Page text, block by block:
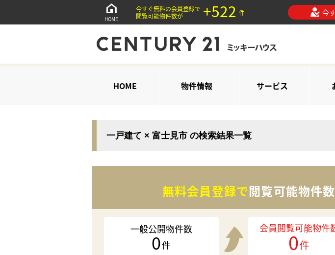
HOME
今すぐ無料の会員登録で
閲覧可能物件数が
+522 件 今
HOME 物件情報 サービス
一戸建て × 富士見市 の検索結果一覧
無料会員登録で閲覧可能物件
一般公開物件数
0件
会員閲覧可能物件
0件